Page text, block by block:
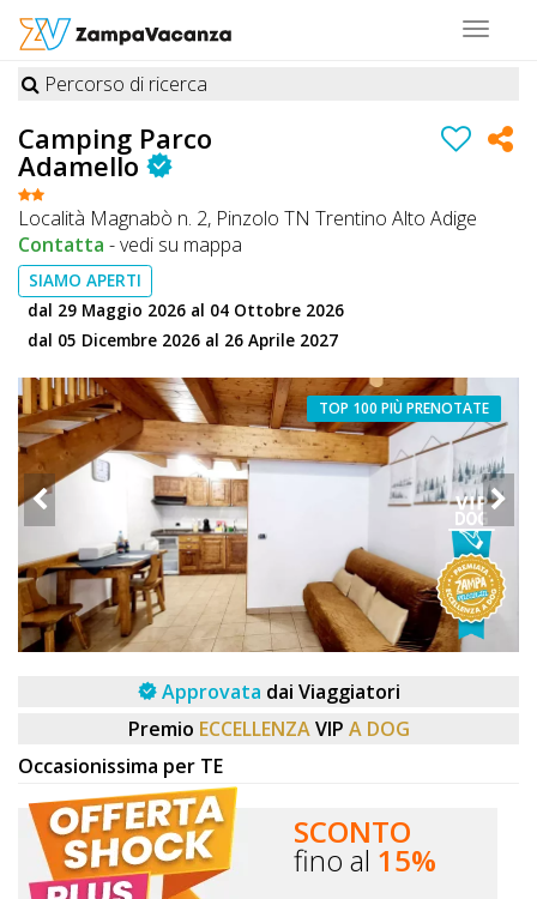
Toggle
STRUTTURE
A
DOG
LUOGHI
A
DOG
OFFERTE
DOG
INFO
CHIEDI
CODICE
Percorso di ricerca
Camping Parco
Adamello
Località Magnabò n. 2, Pinzolo TN Trentino Alto Adige
Contatta -vedi su mappa
SIAMO APERTI
dal 29 Maggio 2026 al 04 Ottobre 2026
dal 05 Dicembre 2026 al 26 Aprile 2027
TOP 100 PIÙ PRENOTATE
Approvata dai Viaggiatori
Premio ECCELLENZA VIP A DOG
Occasionissima per TE
SCONTO
fino al 15%